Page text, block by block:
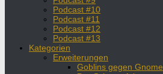
Podcast #10
Podcast #11
Podcast #12
Podcast #13
Kategorien
Erweiterungen
Goblins gegen Gnome